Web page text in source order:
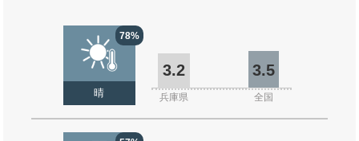
78%
晴
3.2 3.5
兵庫県 全国